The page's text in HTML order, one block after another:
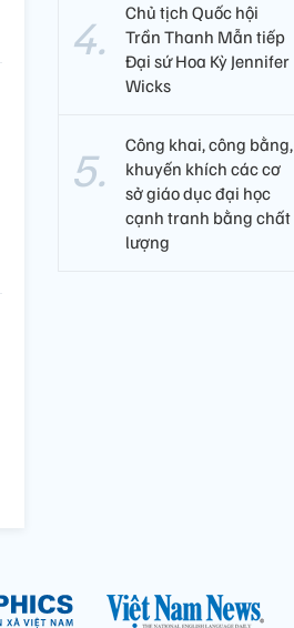
Chủ tịch Quốc hội
Trần Thanh Mẫn tiếp
Đại sứ Hoa Kỳ Jennifer
Wicks
Công khai, công bằng,
khuyến khích các cơ
sở giáo dục đại học
cạnh tranh bằng chất
lượng​